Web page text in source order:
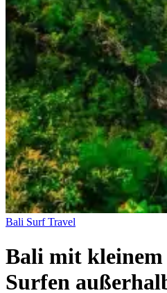
Bali Surf Travel
Bali mit
Surfen